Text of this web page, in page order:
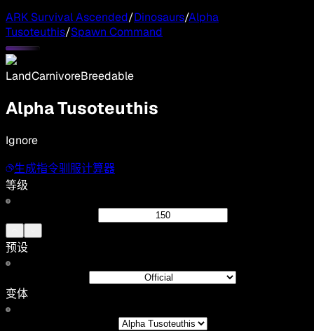
ARK Survival Ascended/Dinosaurs/Alpha
Tusoteuthis/Spawn Command
LandCarnivoreBreedable
Alpha Tusoteuthis
Ignore
生成指令驯服计算器
等级
预设
变体